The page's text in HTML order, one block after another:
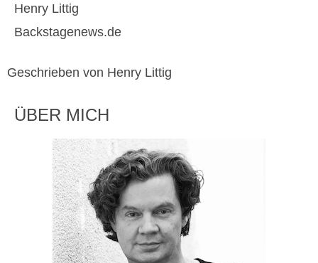
Henry Littig
Backstagenews.de
Geschrieben von Henry Littig
ÜBER MICH